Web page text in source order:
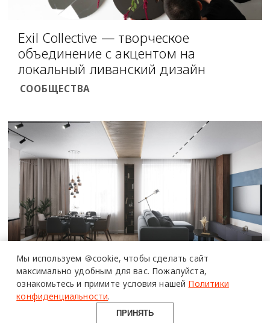
Exil Collective — творческое
объединение с акцентом на
локальный ливанский дизайн
СООБЩЕСТВА
Онлайн-образование в дизайне:
дипломные проекты студентов
курса Международной Школы
Мы используем 🍪cookie, чтобы сделать сайт
максимально удобным для вас. Пожалуйста,
ознакомьтесь и примите условия нашей Политики
конфиденциальности.
ПРИНЯТЬ